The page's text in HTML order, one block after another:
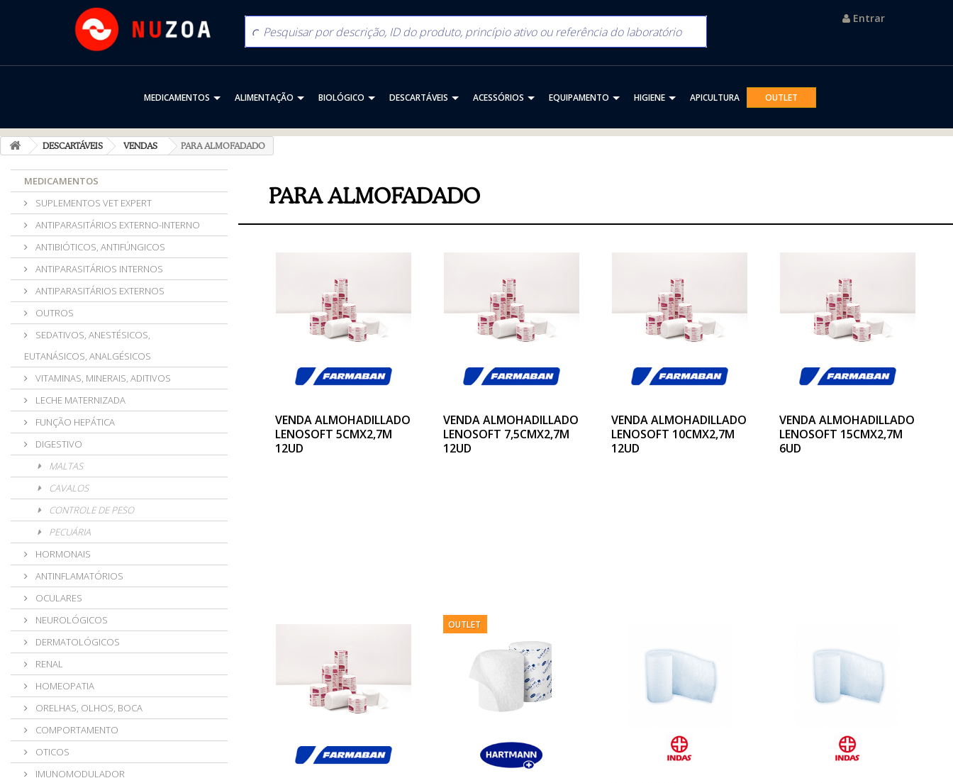
Entrar
MEDICAMENTOS ALIMENTAÇÃO BIOLÓGICO DESCARTÁVEIS ACESSÓRIOS EQUIPAMENTO HIGIENE APICULTURA OUTLET
DESCARTÁVEIS VENDAS PARA ALMOFADADO
MEDICAMENTOS
SUPLEMENTOS VET EXPERT
ANTIPARASITÁRIOS EXTERNO-INTERNO
ANTIBIÓTICOS, ANTIFÚNGICOS
ANTIPARASITÁRIOS INTERNOS
ANTIPARASITÁRIOS EXTERNOS
OUTROS
SEDATIVOS, ANESTÉSICOS,
EUTANÁSICOS, ANALGÉSICOS
VITAMINAS, MINERAIS, ADITIVOS
LECHE MATERNIZADA
FUNÇÃO HEPÁTICA
DIGESTIVO
MALTAS
CAVALOS
CONTROLE DE PESO
PECUÁRIA
HORMONAIS
ANTINFLAMATÓRIOS
OCULARES
NEUROLÓGICOS
DERMATOLÓGICOS
RENAL
HOMEOPATIA
ORELHAS, OLHOS, BOCA
COMPORTAMENTO
OTICOS
IMUNOMODULADOR
PARA ALMOFADADO
VENDA ALMOHADILLADO
LENOSOFT 5CMX2,7M
12UD
VENDA ALMOHADILLADO
LENOSOFT 7,5CMX2,7M
12UD
VENDA ALMOHADILLADO
LENOSOFT 10CMX2,7M
12UD
VENDA ALMOHADILLADO
LENOSOFT 15CMX2,7M
6UD
OUTLET